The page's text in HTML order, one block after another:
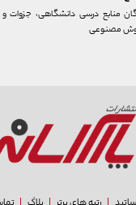
منابع درسی دانشگاهی،
مصنوعی